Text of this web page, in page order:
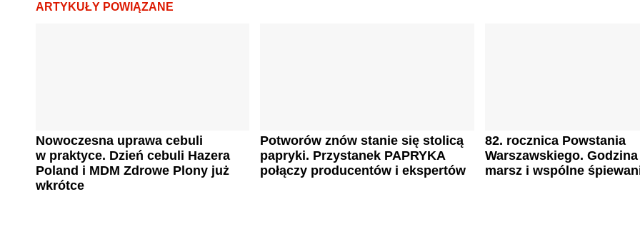
ARTYKUŁY POWIĄZANE
Nowoczesna uprawa cebuli
w praktyce. Dzień cebuli Hazera
Poland i MDM Zdrowe Plony już
wkrótce
Potworów znów stanie się stolicą
papryki. Przystanek PAPRYKA
połączy producentów i ekspertów
82. rocznica Powstania
Warszawskiego. Godzina
marsz i wspólne